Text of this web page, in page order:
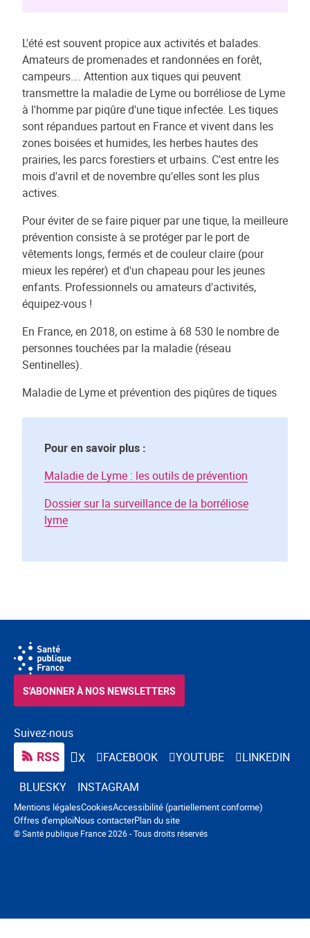
L'été est souvent propice aux activités et balades.
Amateurs de promenades et randonnées en forêt,
campeurs…. Attention aux tiques qui peuvent
transmettre la maladie de Lyme ou borréliose de Lyme
à l'homme par piqûre d'une tique infectée. Les tiques
sont répandues partout en France et vivent dans les
zones boisées et humides, les herbes hautes des
prairies, les parcs forestiers et urbains. C'est entre les
mois d'avril et de novembre qu'elles sont les plus
actives.
Pour éviter de se faire piquer par une tique, la meilleure
prévention consiste à se protéger par le port de
vêtements longs, fermés et de couleur claire (pour
mieux les repérer) et d'un chapeau pour les jeunes
enfants. Professionnels ou amateurs d'activités,
équipez-vous !
En France, en 2018, on estime à 68 530 le nombre de
personnes touchées par la maladie (réseau
Sentinelles).
Maladie de Lyme et prévention des piqûres de tiques
Pour en savoir plus :
Maladie de Lyme : les outils de prévention
Dossier sur la surveillance de la borréliose
lyme
Suivez-nous
RSS X FACEBOOK YOUTUBE
LINKEDIN
BLUESKY
INSTAGRAM
S'ABONNER À NOS NEWSLETTERS
© Santé publique France 2026 - Tous droits réservés
Navigation pied de page
Mentions légalesCookiesAccessibilité (partiellement conforme)
Offres d'emploiNous contacterPlan du site